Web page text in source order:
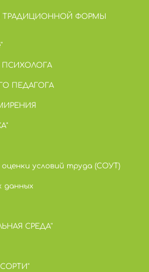
ТРАДИЦИОННОЙ ФОРМЫ
ПЕДАГОГА
условий труда (СОУТ)
данных
СРЕДА"